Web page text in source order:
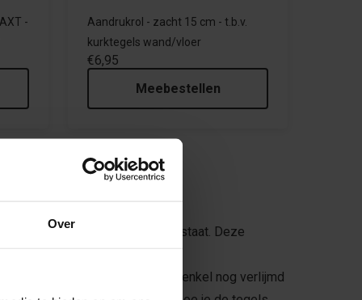
Over
-
Aandrukrol - zacht 15 cm - t.b.v.
kurktegels wand/vloer
€6,95
Meebestellen
is en er een 3d-uitstraling ontstaat. Deze
& klaar voor montage en hoeft enkel nog verlijmd